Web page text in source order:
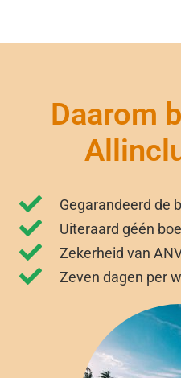
Daarom
Gegarandeerd de
Uiteraard géén
Zekerheid van
Zeven dagen per